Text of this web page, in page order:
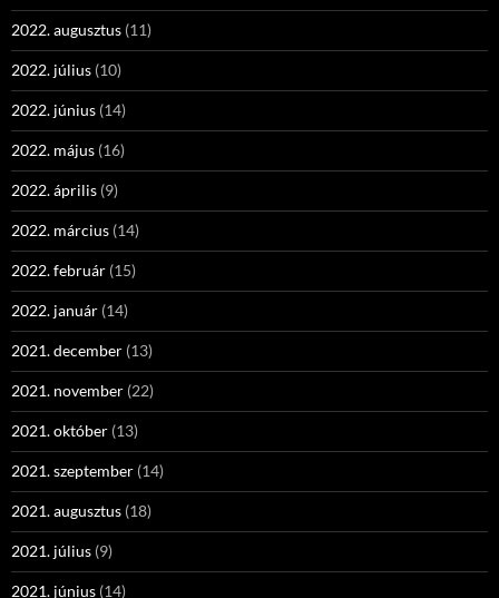
2022. augusztus (11)
2022. július (10)
2022. június (14)
2022. május (16)
2022. április (9)
2022. március (14)
2022. február (15)
2022. január (14)
2021. december (13)
2021. november (22)
2021. október (13)
2021. szeptember (14)
2021. augusztus (18)
2021. július (9)
2021. június (14)